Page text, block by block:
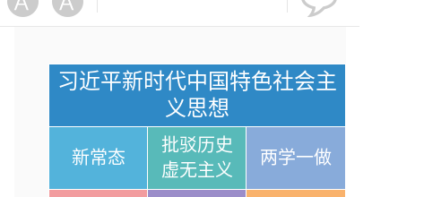
习近平新时代中国特色社会主
义思想
新常态
批驳历史
虚无主义
两学一做